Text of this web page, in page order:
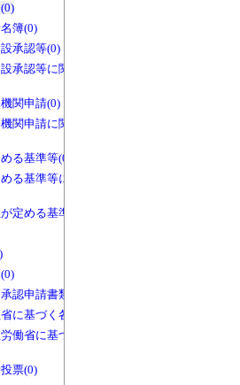
簿(0)
承認等(0)
承認等に関する申請書
関申請(0)
関申請に関する申請書
る基準等(0)
る基準等に関する申請
定める基準等(0)
認申請書類(0)
に基づく各種報告書(0)
働省に基づく各種報告
票(0)